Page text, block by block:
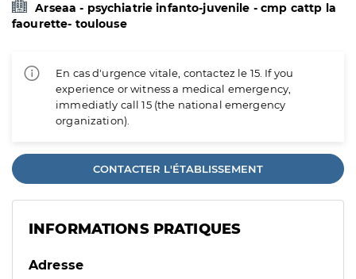
Arseaa - psychiatrie infanto-juvenile - cmp cattp la
faourette- toulouse
En cas d'urgence vitale, contactez le 15. If you
experience or witness a medical emergency,
immediatly call 15 (the national emergency
organization).
CONTACTER L'ÉTABLISSEMENT
INFORMATIONS PRATIQUES
Adresse